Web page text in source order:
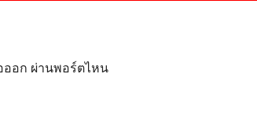
ออก ผ่านพอร์ตไหน